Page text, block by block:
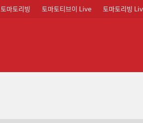
토마토리빙 토마토티브이 Live 토마토리빙